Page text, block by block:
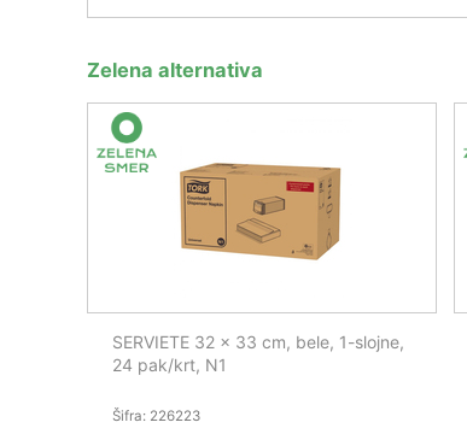
Zelena alternativa
SERVIETE 32 x 33 cm, bele, 1-slojne,
24 pak/krt, N1
Šifra: 226223